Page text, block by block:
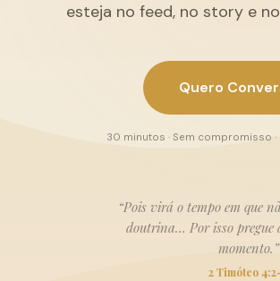
esteja no feed, no story e
Quero
30 minutos · Sem compromisso
“Pois virá o tempo em que
doutrina… Por isso pregue
momento.”
2 Timóteo